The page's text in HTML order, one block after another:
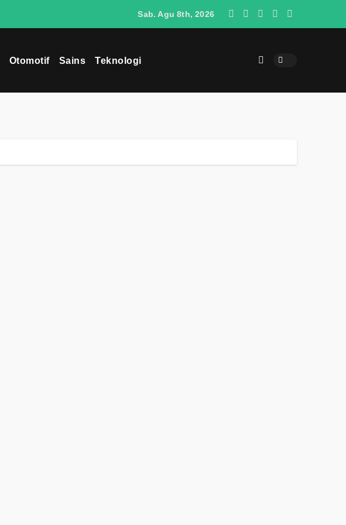
Mengapa Omoda O4 Berpotensi Menjadi Penantang SUV Jepang di Indonesia
Sab. Agu 8th, 2026
Otomotif Sains Teknologi